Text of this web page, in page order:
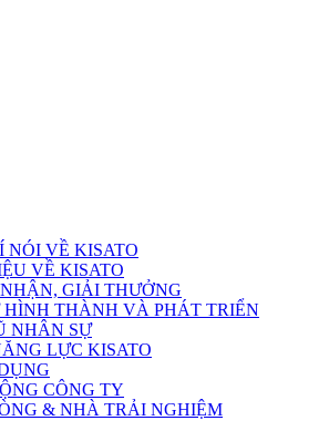
NÓI VỀ KISATO
VỀ KISATO
GIẢI THƯỞNG
HÌNH THÀNH VÀ PHÁT TRIỂN
NHÂN SỰ
LỰC KISATO
CÔNG TY
& NHÀ TRẢI NGHIỆM